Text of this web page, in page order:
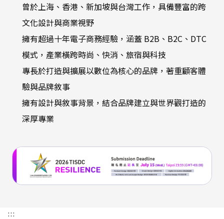
曾於上海、香港、新加坡與台灣工作，具備豐富的跨
文化設計與商業視野
擁有超過十年電子商務經驗，涵蓋 B2B、B2C、DTC
模式，產業橫跨時尚、快消、旅宿與科技
專長於打造與擴展以數位為核心的品牌，著重顧客體
驗與品牌敘事
擁有設計與敘事背景，結合品牌建立與世界觀打造的
深厚專業
:::